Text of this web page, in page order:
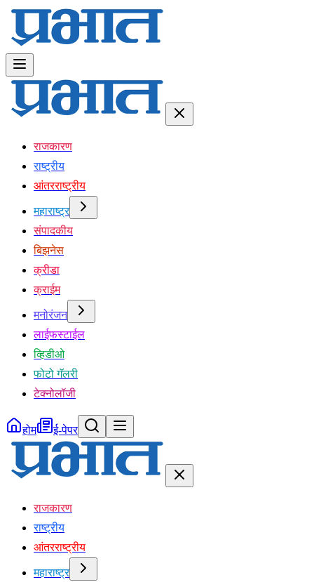
राजकारण
राष्ट्रीय
आंतरराष्ट्रीय
महाराष्ट्र
संपादकीय
बिझनेस
क्रीडा
क्राईम
मनोरंजन
लाईफस्टाईल
व्हिडीओ
फोटो गॅलरी
टेक्नोलॉजी
होम ई-पेपर
राजकारण
राष्ट्रीय
आंतरराष्ट्रीय
महाराष्ट्र